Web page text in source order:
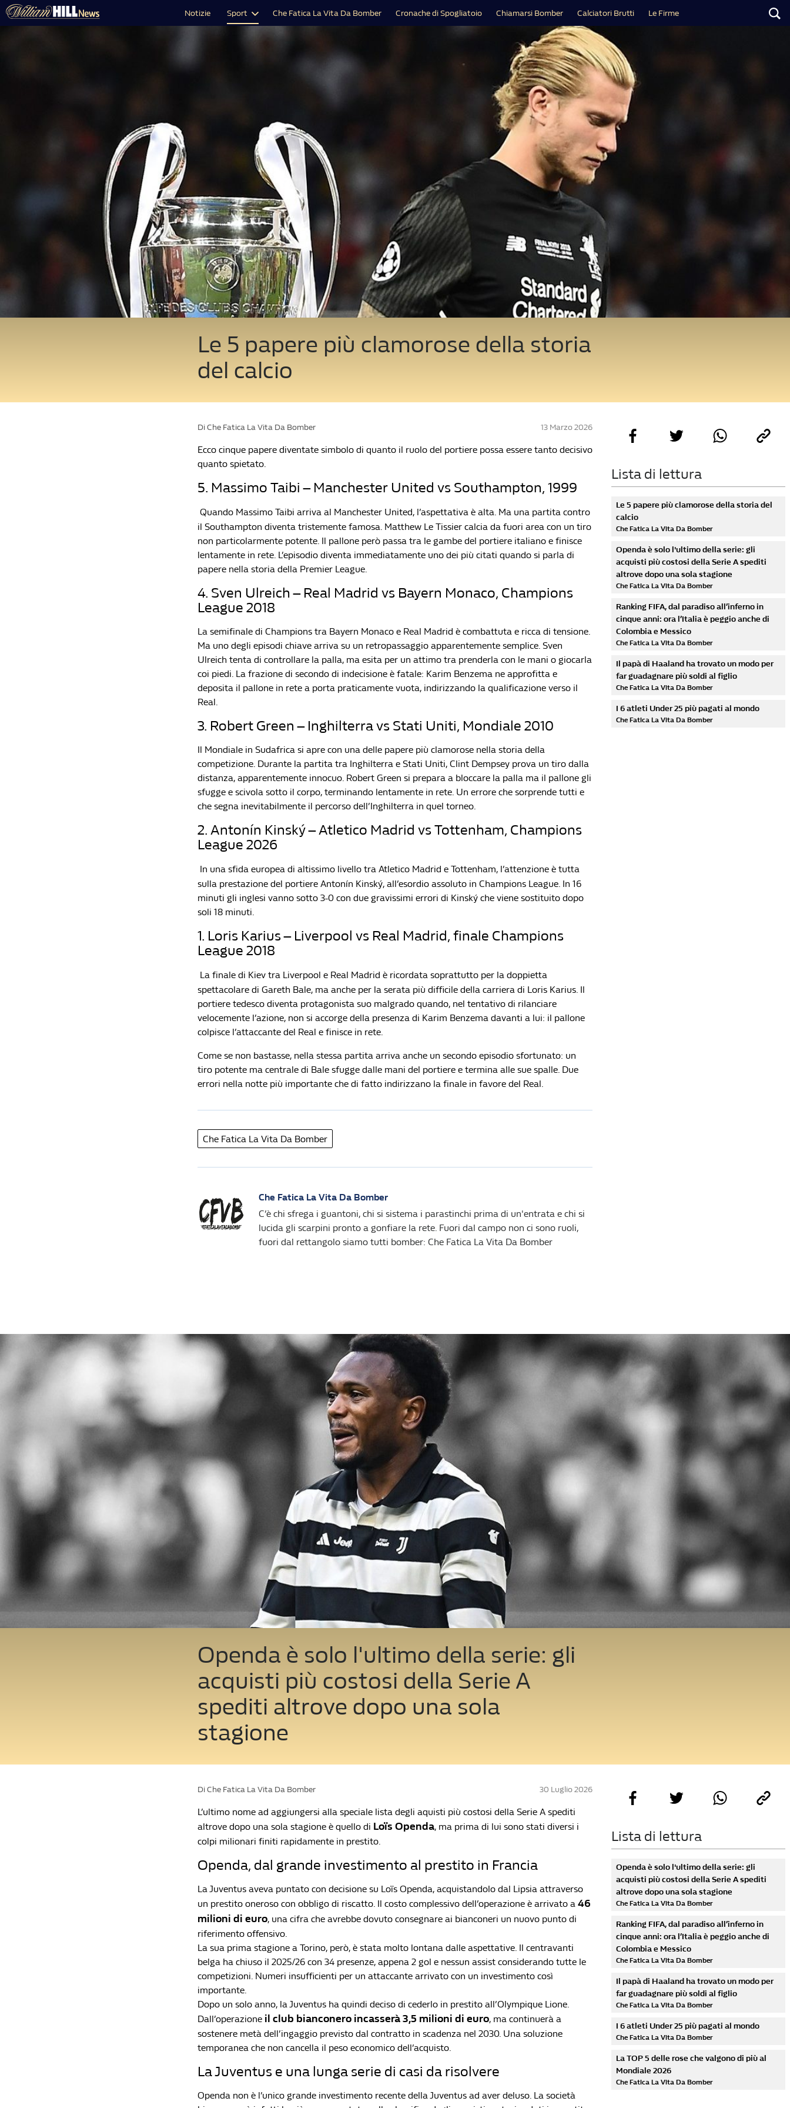
Notizie Sport Che Fatica La Vita Da Bomber Cronache di Spogliatoio Chiamarsi Bomber Calciatori Brutti Le Firme
Le 5 papere più clamorose della storia
del calcio
Di Che Fatica La Vita Da Bomber 13 Marzo 2026
Ecco cinque papere diventate simbolo di quanto il ruolo del portiere possa essere tanto decisivo
quanto spietato.
5. Massimo Taibi – Manchester United vs Southampton, 1999
Quando Massimo Taibi arriva al Manchester United, l’aspettativa è alta. Ma una partita contro
il Southampton diventa tristemente famosa. Matthew Le Tissier calcia da fuori area con un tiro
non particolarmente potente. Il pallone però passa tra le gambe del portiere italiano e finisce
lentamente in rete. L’episodio diventa immediatamente uno dei più citati quando si parla di
papere nella storia della Premier League.
4. Sven Ulreich – Real Madrid vs Bayern Monaco, Champions
League 2018
La semifinale di Champions tra Bayern Monaco e Real Madrid è combattuta e ricca di tensione.
Ma uno degli episodi chiave arriva su un retropassaggio apparentemente semplice. Sven
Ulreich tenta di controllare la palla, ma esita per un attimo tra prenderla con le mani o giocarla
coi piedi. La frazione di secondo di indecisione è fatale: Karim Benzema ne approfitta e
deposita il pallone in rete a porta praticamente vuota, indirizzando la qualificazione verso il
Real.
3. Robert Green – Inghilterra vs Stati Uniti, Mondiale 2010
Il Mondiale in Sudafrica si apre con una delle papere più clamorose nella storia della
competizione. Durante la partita tra Inghilterra e Stati Uniti, Clint Dempsey prova un tiro dalla
distanza, apparentemente innocuo. Robert Green si prepara a bloccare la palla ma il pallone gli
sfugge e scivola sotto il corpo, terminando lentamente in rete. Un errore che sorprende tutti e
che segna inevitabilmente il percorso dell’Inghilterra in quel torneo.
2. Antonín Kinský – Atletico Madrid vs Tottenham, Champions
League 2026
In una sfida europea di altissimo livello tra Atletico Madrid e Tottenham, l’attenzione è tutta
sulla prestazione del portiere Antonín Kinský, all’esordio assoluto in Champions League. In 16
minuti gli inglesi vanno sotto 3-0 con due gravissimi errori di Kinský che viene sostituito dopo
soli 18 minuti.
1. Loris Karius – Liverpool vs Real Madrid, finale Champions
League 2018
La finale di Kiev tra Liverpool e Real Madrid è ricordata soprattutto per la doppietta
spettacolare di Gareth Bale, ma anche per la serata più difficile della carriera di Loris Karius. Il
portiere tedesco diventa protagonista suo malgrado quando, nel tentativo di rilanciare
velocemente l’azione, non si accorge della presenza di Karim Benzema davanti a lui: il pallone
colpisce l’attaccante del Real e finisce in rete.
Come se non bastasse, nella stessa partita arriva anche un secondo episodio sfortunato: un
tiro potente ma centrale di Bale sfugge dalle mani del portiere e termina alle sue spalle. Due
errori nella notte più importante che di fatto indirizzano la finale in favore del Real.
Che Fatica La Vita Da Bomber
Che Fatica La Vita Da Bomber
C’è chi sfrega i guantoni, chi si sistema i parastinchi prima di un'entrata e chi si
lucida gli scarpini pronto a gonfiare la rete. Fuori dal campo non ci sono ruoli,
fuori dal rettangolo siamo tutti bomber: Che Fatica La Vita Da Bomber
Lista di lettura
Le 5 papere più clamorose della storia del
calcio
Che Fatica La Vita Da Bomber
Openda è solo l'ultimo della serie: gli
acquisti più costosi della Serie A spediti
altrove dopo una sola stagione
Che Fatica La Vita Da Bomber
Ranking FIFA, dal paradiso all’inferno in
cinque anni: ora l’Italia è peggio anche di
Colombia e Messico
Che Fatica La Vita Da Bomber
Il papà di Haaland ha trovato un modo per
far guadagnare più soldi al figlio
Che Fatica La Vita Da Bomber
I 6 atleti Under 25 più pagati al mondo
Che Fatica La Vita Da Bomber
Openda è solo l'ultimo della serie: gli
acquisti più costosi della Serie A
spediti altrove dopo una sola
stagione
Di Che Fatica La Vita Da Bomber 30 Luglio 2026
L’ultimo nome ad aggiungersi alla speciale lista degli aquisti più costosi della Serie A spediti
altrove dopo una sola stagione è quello di Loïs Openda, ma prima di lui sono stati diversi i
colpi milionari finiti rapidamente in prestito.
Openda, dal grande investimento al prestito in Francia
La Juventus aveva puntato con decisione su Loïs Openda, acquistandolo dal Lipsia attraverso
un prestito oneroso con obbligo di riscatto. Il costo complessivo dell’operazione è arrivato a 46
milioni di euro, una cifra che avrebbe dovuto consegnare ai bianconeri un nuovo punto di
riferimento offensivo.
La sua prima stagione a Torino, però, è stata molto lontana dalle aspettative. Il centravanti
belga ha chiuso il 2025/26 con 34 presenze, appena 2 gol e nessun assist considerando tutte le
competizioni. Numeri insufficienti per un attaccante arrivato con un investimento così
importante.
Dopo un solo anno, la Juventus ha quindi deciso di cederlo in prestito all’Olympique Lione.
Dall’operazione il club bianconero incasserà 3,5 milioni di euro, ma continuerà a
sostenere metà dell’ingaggio previsto dal contratto in scadenza nel 2030. Una soluzione
temporanea che non cancella il peso economico dell’acquisto.
La Juventus e una lunga serie di casi da risolvere
Openda non è l’unico grande investimento recente della Juventus ad aver deluso. La società
Lista di lettura
Openda è solo l'ultimo della serie: gli
acquisti più costosi della Serie A spediti
altrove dopo una sola stagione
Che Fatica La Vita Da Bomber
Ranking FIFA, dal paradiso all’inferno in
cinque anni: ora l’Italia è peggio anche di
Colombia e Messico
Che Fatica La Vita Da Bomber
Il papà di Haaland ha trovato un modo per
far guadagnare più soldi al figlio
Che Fatica La Vita Da Bomber
I 6 atleti Under 25 più pagati al mondo
Che Fatica La Vita Da Bomber
La TOP 5 delle rose che valgono di più al
Mondiale 2026
Che Fatica La Vita Da Bomber